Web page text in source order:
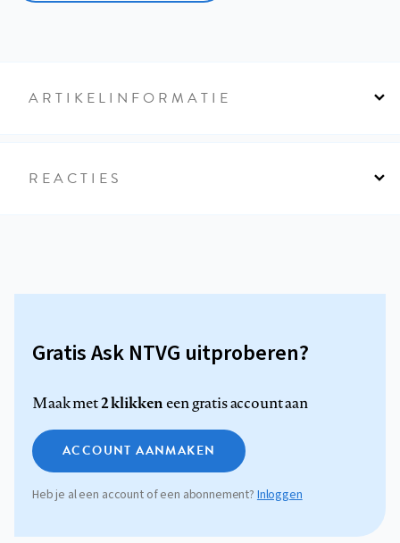
ARTIKELINFORMATIE
REACTIES
Gratis Ask NTVG uitproberen?
Maak met2 klikkeneen gratis account aan
ACCOUNT AANMAKEN
Heb je al een account of een abonnement?Inloggen